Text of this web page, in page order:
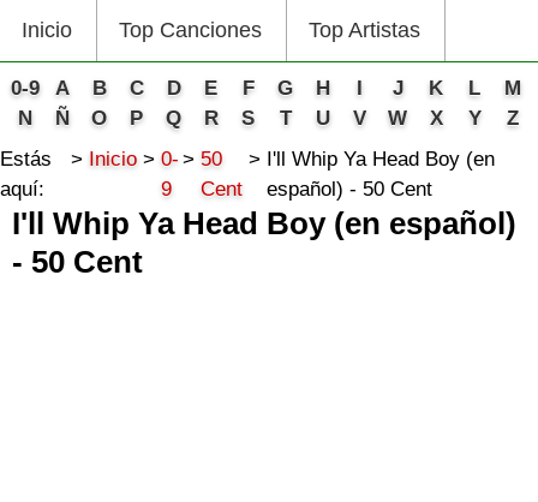
Inicio Top Canciones Top Artistas
0-9 A B C D E F G H I J K L
M
N
Ñ O P Q R S T U V W X Y
Z
Estás
aquí:
Inicio
0-
9
50
Cent
I'll Whip Ya Head Boy (en
español) - 50 Cent
I'll Whip Ya Head Boy (en español)
- 50 Cent